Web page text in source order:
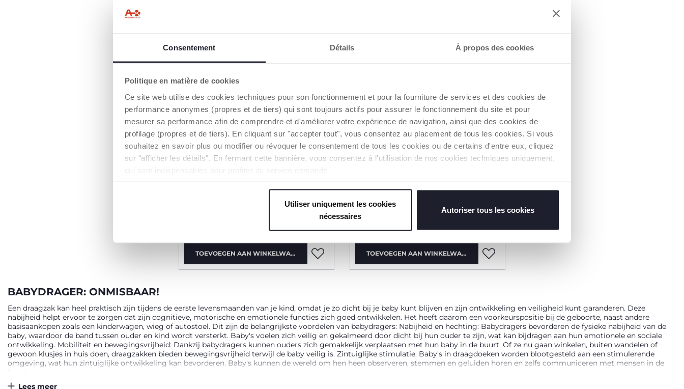
Consentement Détails À propos des cookies
Politique en matière de cookies
Ce site web utilise des cookies techniques pour son fonctionnement et pour la fourniture de services et des cookies de
performance anonymes (propres et de tiers) qui sont toujours actifs pour assurer le fonctionnement du site et pour
mesurer sa performance afin de comprendre et d'améliorer votre expérience de navigation, ainsi que des cookies de
profilage (propres et de tiers). En cliquant sur "accepter tout", vous consentez au placement de tous les cookies. Si vous
souhaitez en savoir plus ou modifier ou révoquer le consentement de tous les cookies ou de certains d'entre eux, cliquez
sur "afficher les détails". En fermant cette bannière, vous consentez à l'utilisation de nos cookies techniques uniquement,
Utiliser uniquement les cookies
nécessaires
Autoriser tous les cookies
TOEVOEGEN AAN WINKELWAGEN
Babydrager
TOEVOEGEN AAN WINKELWAGEN
BABYDRAGER: ONMISBAAR!
Een draagzak kan heel praktisch zijn tijdens de eerste levensmaanden van je kind, omdat je zo dicht bij je baby kunt blijven en zijn ontwikkeling en veiligheid kunt garanderen. Deze
nabijheid helpt ervoor te zorgen dat zijn cognitieve, motorische en emotionele functies zich goed ontwikkelen. Het heeft daarom een voorkeurspositie bij de geboorte, naast andere
basisaankopen zoals een kinderwagen, wieg of autostoel. Dit zijn de belangrijkste voordelen van babydragers: Nabijheid en hechting: Babydragers bevorderen de fysieke nabijheid van de
baby, waardoor de band tussen ouder en kind wordt versterkt. Baby's voelen zich veilig en gekalmeerd door dicht bij hun ouder te zijn, wat kan bijdragen aan hun emotionele en sociale
ontwikkeling. Mobiliteit en bewegingsvrijheid: Dankzij babydragers kunnen ouders zich gemakkelijk verplaatsen met hun baby in de buurt. Of ze nu gaan winkelen, buiten wandelen of
gewoon klusjes in huis doen, draagzakken bieden bewegingsvrijheid terwijl de baby veilig is. Zintuiglijke stimulatie: Baby's in draagdoeken worden blootgesteld aan een stimulerende
omgeving, wat hun zintuiglijke ontwikkeling kan bevorderen. Baby's kunnen de wereld om hen heen observeren, stemmen en geluiden horen en zelfs communiceren met mensen in de
Lees meer